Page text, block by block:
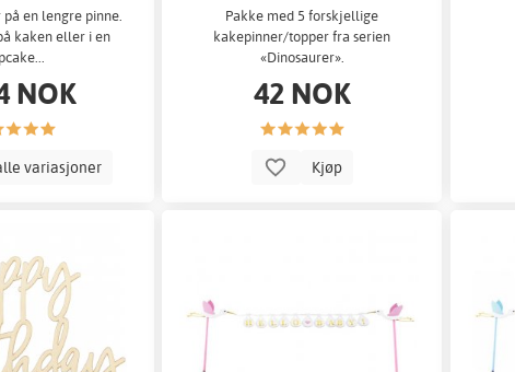
en lengre pinne.
kaken eller i en
NOK
variasjoner
Pakke med 5 forskjellige
kakepinner/topper fra serien
«Dinosaurer».
42 NOK
Kjøp